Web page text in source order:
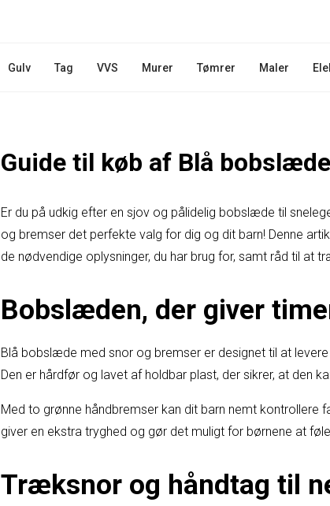
Gulv Tag VVS Murer Tømrer Maler
Guide til køb af Blå
Er du på udkig efter en sjov og pålidelig bobslæde til
og bremser det perfekte valg for dig og dit barn! Denne
de nødvendige oplysninger, du har brug for, samt råd til at
Bobslæden, der giver
Blå bobslæde med snor og bremser er designet til at
Den er hårdfør og lavet af holdbar plast, der sikrer, at den
Med to grønne håndbremser kan dit barn nemt kontrollere
giver en ekstra tryghed og gør det muligt for børnene at
Træksnor og håndtag til